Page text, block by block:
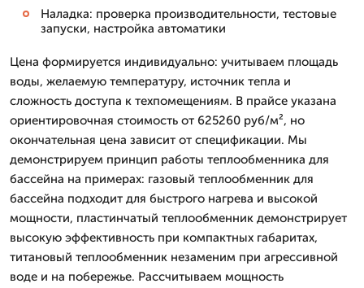
Наладка: проверка производительности, тестовые
запуски, настройка автоматики
Цена формируется индивидуально: учитываем площадь
воды, желаемую температуру, источник тепла и
сложность доступа к техпомещениям. В прайсе указана
ориентировочная стоимость от 625260 руб/м², но
окончательная цена зависит от спецификации. Мы
демонстрируем принцип работы теплообменника для
бассейна на примерах: газовый теплообменник для
бассейна подходит для быстрого нагрева и высокой
мощности, пластинчатый теплообменник демонстрирует
высокую эффективность при компактных габаритах,
титановый теплообменник незаменим при агрессивной
воде и на побережье. Рассчитываем мощность